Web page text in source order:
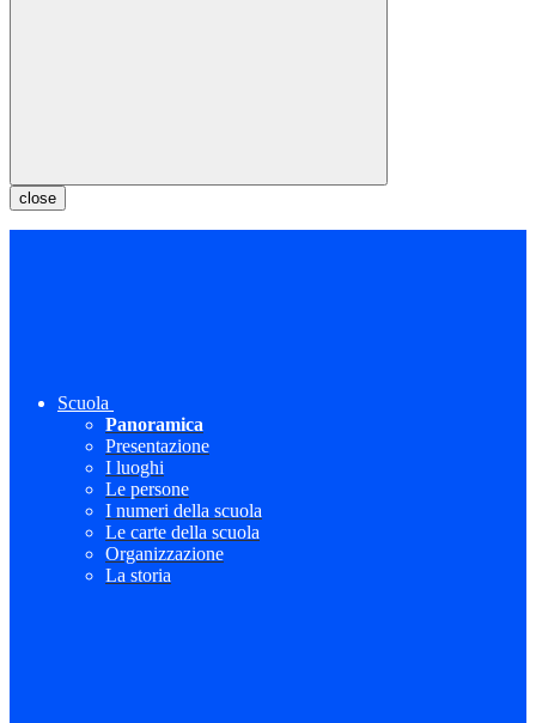
close
Scuola
Panoramica
Presentazione
I luoghi
Le persone
I numeri della scuola
Le carte della scuola
Organizzazione
La storia